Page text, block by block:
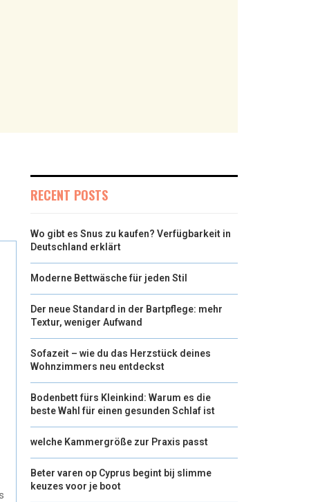
RECENT POSTS
Wo gibt es Snus zu kaufen? Verfügbarkeit in
Deutschland erklärt
Moderne Bettwäsche für jeden Stil
Der neue Standard in der Bartpflege: mehr
Textur, weniger Aufwand
Sofazeit – wie du das Herzstück deines
Wohnzimmers neu entdeckst
Bodenbett fürs Kleinkind: Warum es die
beste Wahl für einen gesunden Schlaf ist
welche Kammergröße zur Praxis passt
Beter varen op Cyprus begint bij slimme
keuzes voor je boot